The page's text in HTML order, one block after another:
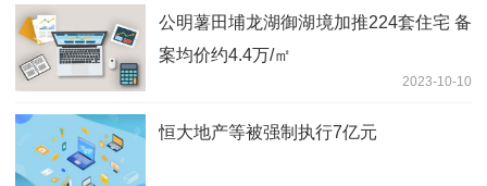
公明薯田埔龙湖御湖境加推224套住宅 备
案均价约4.4万/㎡
2023-10-10
恒大地产等被强制执行7亿元